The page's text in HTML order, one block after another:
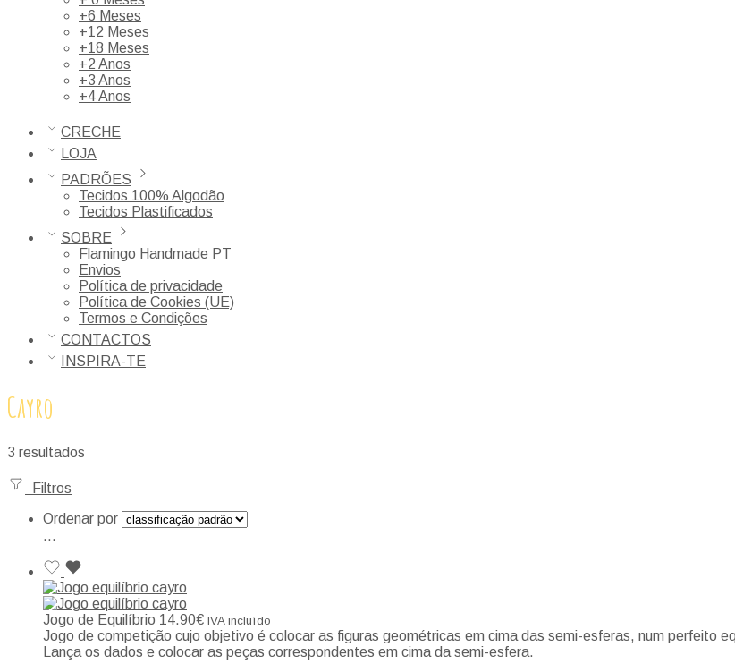
+6 Meses
+12 Meses
+18 Meses
+2 Anos
+3 Anos
+4 Anos
CRECHE
LOJA
PADRÕES
Tecidos 100% Algodão
Tecidos Plastificados
SOBRE
Flamingo Handmade PT
Envios
Política de privacidade
Política de Cookies (UE)
Termos e Condições
CONTACTOS
INSPIRA-TE
Cayro
3 resultados
Filtros
Ordenar por
...
Jogo de Equilíbrio 14.90€ IVA incluído
Jogo de competição cujo objetivo é colocar as figuras geométricas em cima das semi-esferas, num perfeito
Lança os dados e colocar as peças correspondentes em cima da semi-esfera.